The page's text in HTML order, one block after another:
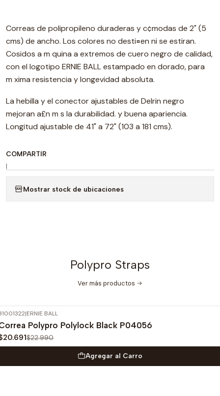
Correas de polipropileno duraderas y c¢modas de 2" (5
cms) de ancho. Los colores no desti¤en ni se estiran.
Cosidos a m quina a extremos de cuero negro de calidad,
con el logotipo ERNIE BALL estampado en dorado, para
m xima resistencia y longevidad absoluta.
La hebilla y el conector ajustables de Delrin negro
mejoran a£n m s la durabilidad. y buena apariencia.
Longitud ajustable de 41" a 72" (103 a 181 cms).
COMPARTIR
|
Mostrar stock de ubicaciones
Polypro Straps
Ver más productos
OFF
|ERNIE BALL
Polypro Polylock Black P04056
$22.990
Agregar al Carro